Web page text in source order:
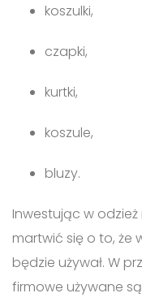
koszulki,
czapki,
kurtki,
koszule,
bluzy.
Inwestując w
martwić się o to, że
będzie używał. W
firmowe używane